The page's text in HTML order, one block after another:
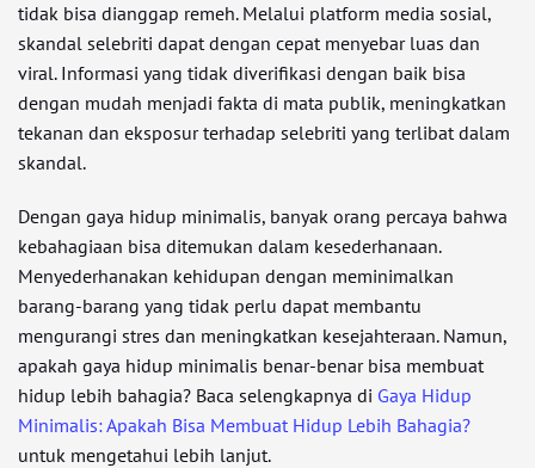
tidak bisa dianggap remeh. Melalui platform media sosial,
skandal selebriti dapat dengan cepat menyebar luas dan
viral. Informasi yang tidak diverifikasi dengan baik bisa
dengan mudah menjadi fakta di mata publik, meningkatkan
tekanan dan eksposur terhadap selebriti yang terlibat dalam
skandal.
Dengan gaya hidup minimalis, banyak orang percaya bahwa
kebahagiaan bisa ditemukan dalam kesederhanaan.
Menyederhanakan kehidupan dengan meminimalkan
barang-barang yang tidak perlu dapat membantu
mengurangi stres dan meningkatkan kesejahteraan. Namun,
apakah gaya hidup minimalis benar-benar bisa membuat
hidup lebih bahagia? Baca selengkapnya di Gaya Hidup
Minimalis: Apakah Bisa Membuat Hidup Lebih Bahagia?
untuk mengetahui lebih lanjut.